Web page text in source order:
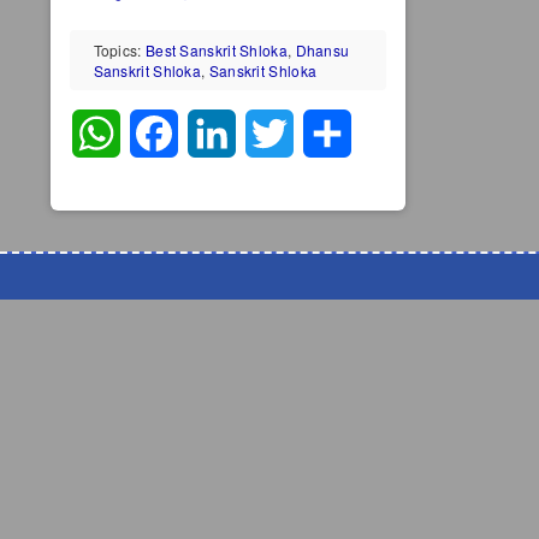
Topics: Best Sanskrit Shloka, Dhansu
Sanskrit Shloka, Sanskrit Shloka
WhatsAppFacebookLinkedInTwitter